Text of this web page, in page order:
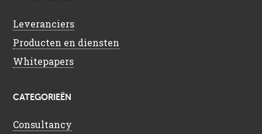
Leveranciers
Producten en diensten
Whitepapers
CATEGORIEËN
Consultancy